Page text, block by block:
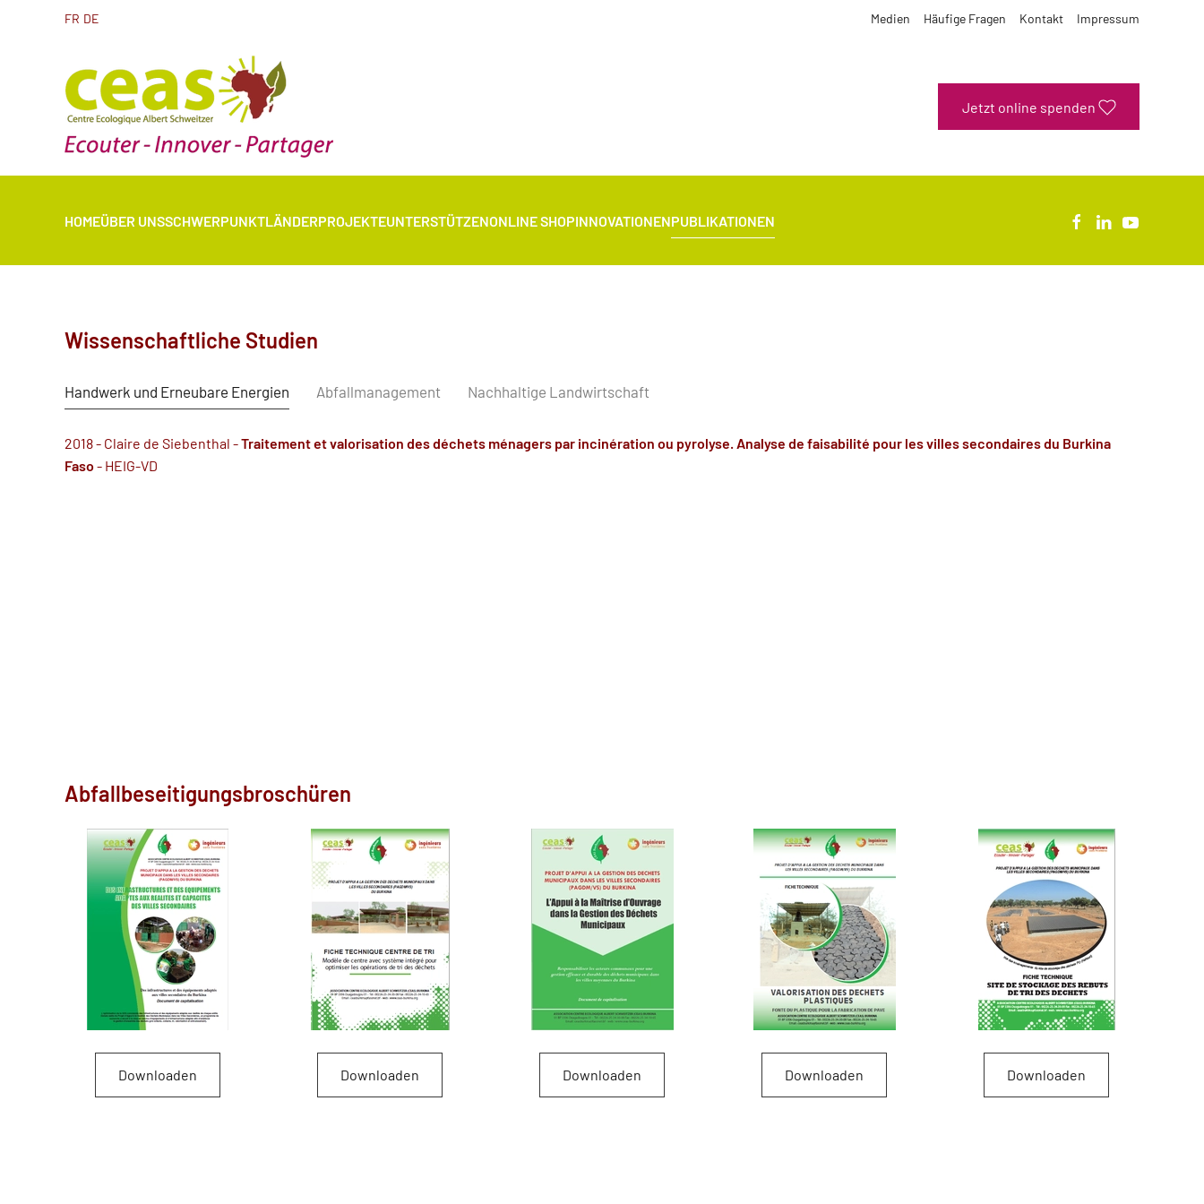
FR DE Medien Häufige Fragen Kontakt Impressum
Jetzt online spenden
HOMEÜBER UNSSCHWERPUNKTLÄNDERPROJEKTEUNTERSTÜTZENONLINE SHOPINNOVATIONENPUBLIKATIONEN
Wissenschaftliche Studien
Handwerk und Erneubare Energien Abfallmanagement Nachhaltige Landwirtschaft
2018 - Claire de Siebenthal -Traitement et valorisation des déchets ménagers par incinération ou pyrolyse. Analyse de faisabilité pour les villes secondaires du Burkina
Faso - HEIG-VD
Abfallbeseitigungsbroschüren
Downloaden Downloaden Downloaden Downloaden Downloaden